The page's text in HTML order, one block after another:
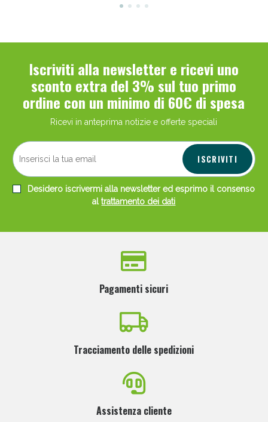
Iscriviti alla newsletter e ricevi uno
sconto extra del 3% sul tuo primo
ordine con un minimo di 60€ di spesa
Ricevi in anteprima notizie e offerte speciali
ISCRIVITI
Desidero iscrivermi alla newsletter ed esprimo il consenso
altrattamento dei dati
Pagamenti sicuri
Tracciamento delle spedizioni
Assistenza cliente